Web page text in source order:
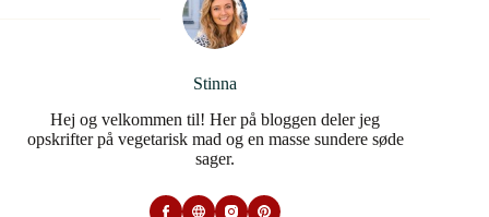
Stinna
Hej og velkommen til! Her på bloggen deler jeg
opskrifter på vegetarisk mad og en masse sundere søde
sager.